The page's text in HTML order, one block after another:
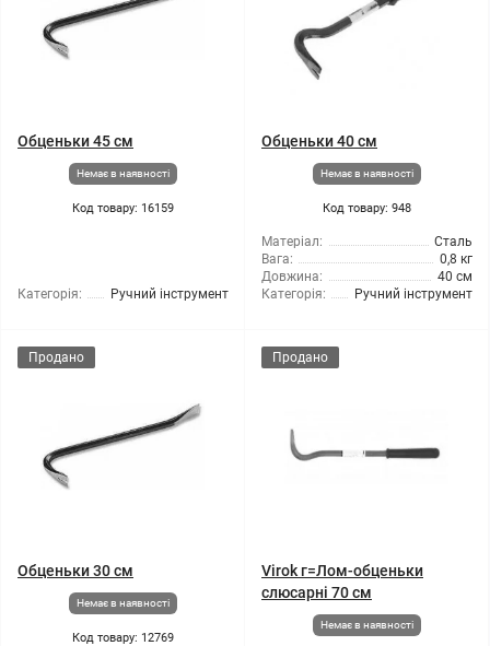
Обценьки 45 см
Немає в наявності
Код товару: 16159
Категорія: Ручний інструмент
Обценьки 40 см
Немає в наявності
Код товару: 948
Матеріал:
Сталь
Вага:
0,8 кг
Довжина:
40 см
Категорія:
Ручний інструмент
Продано
Обценьки 30 см
Немає в наявності
Код товару: 12769
Продано
Virok г=Лом-обценьки
слюсарні 70 см
Немає в наявності